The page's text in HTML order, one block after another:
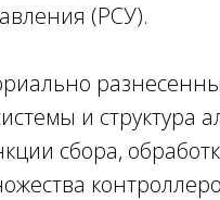
(РСУ).
и структура
сбора,